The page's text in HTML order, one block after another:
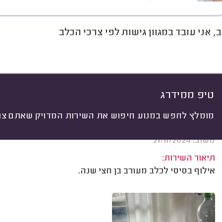
אני עובד במגוון גישות לפי צרכי הכלב
טיפ ממידרג
מומלץ לחפש במנוע חיפוש את השירות המדויק שאתם
חוות דעת מחירים ממוצע
גור או כלב בוגר
משוב: 21/11/2024
תיאור השירות:
אילוף בסיסי לכלב מעורב בן חצי שנה.